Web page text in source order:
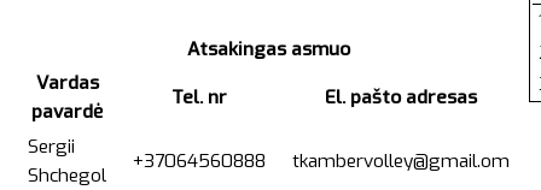
Atsakingas asmuo
Vardas
pavardė
Tel. nr El. pašto adresas
Sergii
Shchegol
+37064560888 tkambervolley@gmail.om